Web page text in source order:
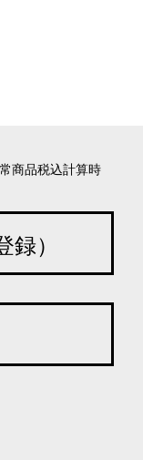
商品税込計算時
）